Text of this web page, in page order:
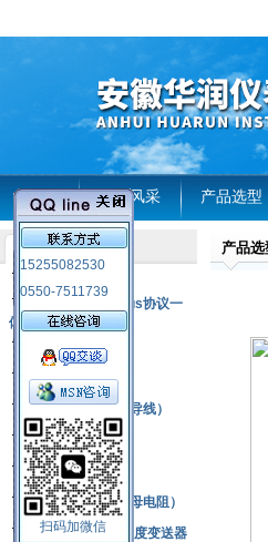
首页 企业风采 产品选型
15255082530
0550-7511739
扫码加微信
产品列表
RS485通讯modbus协议一
体化现场智能仪表
热电偶
压力式温度计
热电偶补偿电缆（导线）
振动传感器
热电阻
铂热电阻元件（云母电阻）
SBW系列一体化温度变送器
产品选